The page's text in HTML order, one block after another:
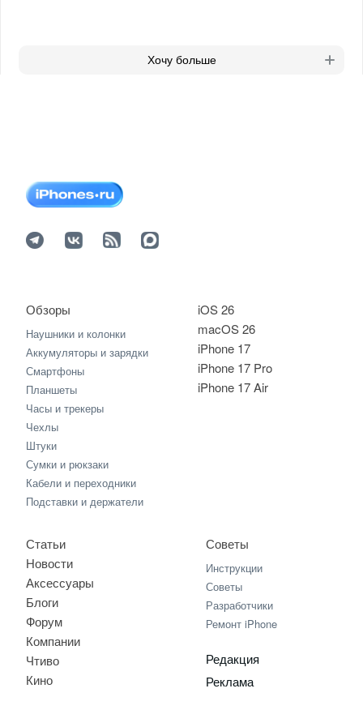
Хочу больше
iOS 26
macOS 26
iPhone 17
iPhone 17 Pro
iPhone 17 Air
Обзоры
Наушники и колонки
Аккумуляторы и зарядки
Смартфоны
Планшеты
Часы и трекеры
Чехлы
Штуки
Сумки и рюкзаки
Кабели и переходники
Подставки и держатели
Статьи
Новости
Аксессуары
Блоги
Форум
Компании
Чтиво
Кино
Советы
Инструкции
Советы
Разработчики
Ремонт iPhone
Редакция
Реклама